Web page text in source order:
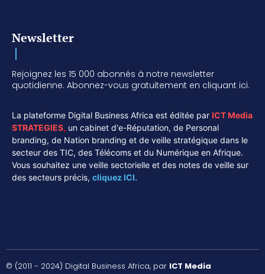
Newsletter
Rejoignez les 15 000 abonnés à notre newsletter
quotidienne. Abonnez-vous gratuitement en cliquant ici.
La plateforme Digital Business Africa est éditée par ICT Media
STRATEGIES, un cabinet d'e-Réputation, de Personal
branding, de Nation branding et de veille stratégique dans le
secteur des TIC, des Télécoms et du Numérique en Afrique.
Vous souhaitez une veille sectorielle et des notes de veille sur
des secteurs précis, cliquez ICI.
© (2011 - 2024) Digital Business Africa, par ICT Media